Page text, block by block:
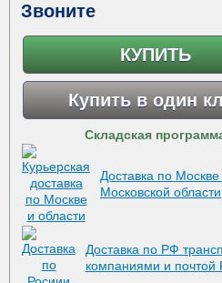
Звоните
КУПИТЬ
Купить в один
Складская
Доставка по Москве
Московской области
Доставка по РФ
компаниями и почтой